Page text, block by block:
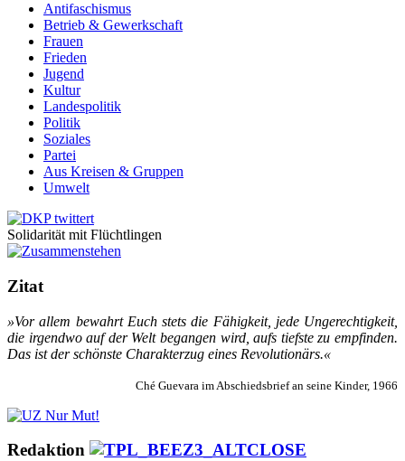
Antifaschismus
Betrieb & Gewerkschaft
Frauen
Frieden
Jugend
Kultur
Landespolitik
Politik
Soziales
Partei
Aus Kreisen & Gruppen
Umwelt
Solidarität mit Flüchtlingen
Zitat
»Vor al­lem be­wahrt Euch stets die Fä­hig­keit, je­de Un­ge­rech­tig­keit,
die ir­gend­wo auf der Welt be­gan­gen wird, aufs tiefs­te zu emp­fin­den.
Das ist der schöns­te Cha­rak­ter­zug ei­nes Re­vo­lu­tio­närs.«
Ché Guevara im Abschiedsbrief an seine Kinder, 1966
Redaktion